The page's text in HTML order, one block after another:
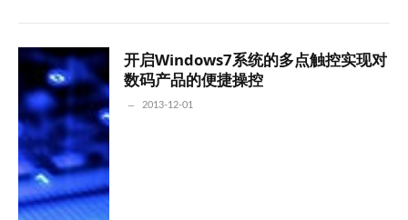
开启Windows7系统的多点触控实现对
数码产品的便捷操控
2013-12-01